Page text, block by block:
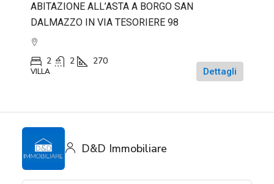
ABITAZIONE ALL’ASTA A BORGO SAN
DALMAZZO IN VIA TESORIERE 98
2 2 270
VILLA Dettagli
D&D Immobiliare